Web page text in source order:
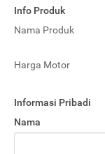
Info Produk
Nama Produk
Harga Motor
Informasi Pribadi
Nama